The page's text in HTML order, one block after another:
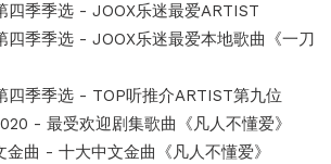
四季季选 - JOOX乐迷最爱ARTIST
四季季选 - JOOX乐迷最爱本地歌曲《一刀
四季季选 - TOP听推介ARTIST第九位
- 最受欢迎剧集歌曲《凡人不懂爱》
曲 - 十大中文金曲《凡人不懂爱》